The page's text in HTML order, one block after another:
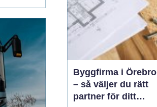
Byggfirma i Örebro
– så väljer du rätt
partner för ditt